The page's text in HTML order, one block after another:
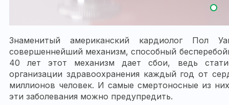
Знаменитый американский кардиолог
совершеннейший механизм, способный
40 лет этот механизм дает сбои, ведь
организации здравоохранения каждый год от
миллионов человек. И самые смертоносные из
эти заболевания можно предупредить.